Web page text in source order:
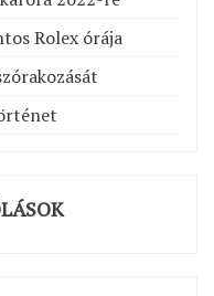
Rolex órája